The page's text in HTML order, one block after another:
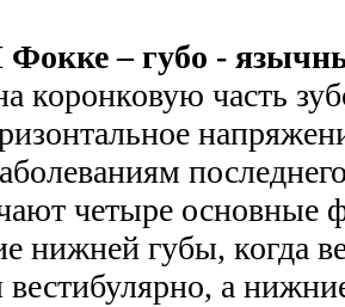
– губо -
коронковую часть
четыре
нижней губы, когда
вестибулярно, а